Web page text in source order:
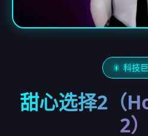
🎇 科技
甜心选择2（
2）